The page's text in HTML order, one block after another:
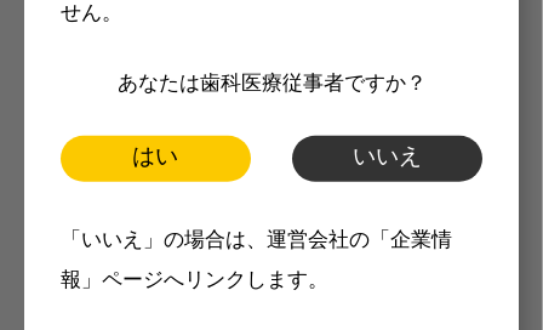
せん。
あなたは歯科医療従事者ですか？
はい いいえ
「いいえ」の場合は、運営会社の「企業情
報」ページへリンクします。
製品価格も閲覧可能